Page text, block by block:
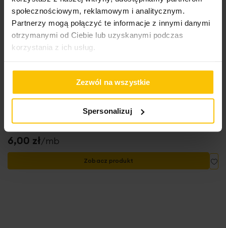
społecznościowym, reklamowym i analitycznym.
Partnerzy mogą połączyć te informacje z innymi danymi
otrzymanymi od Ciebie lub uzyskanymi podczas
korzystania z ich usług.
Zezwól na wszystkie
Spersonalizuj
Taśma marszcząca POTRÓJNA ZAKŁADKA do zasłon i
firan, marszczenie 1:2 szer. 5 cm, kolor transparentny
6,00 zł/mb
Zobacz produkt